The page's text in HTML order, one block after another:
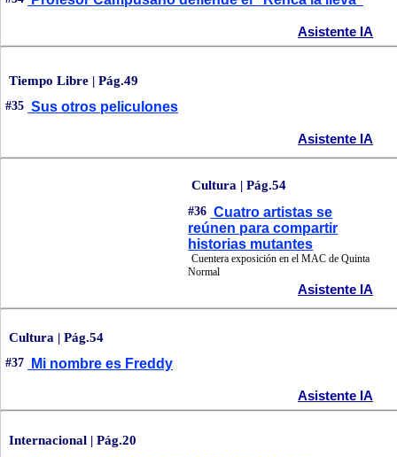
Asistente IA
Tiempo Libre | Pág.49
#35 Sus otros peliculones
Asistente IA
Cultura | Pág.54
#36 Cuatro artistas se
reúnen para compartir
historias mutantes
Cuentera exposición en el MAC de Quinta
Normal
Asistente IA
Cultura | Pág.54
#37 Mi nombre es Freddy
Asistente IA
Internacional | Pág.20